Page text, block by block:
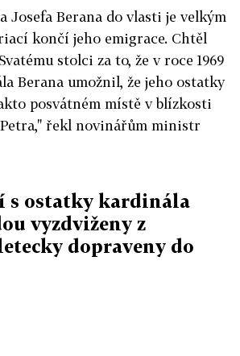
Josefa Berana do vlasti je velkým
končí jeho emigrace. Chtěl
stolci za to, že v roce 1969
Berana umožnil, že jeho ostatky
posvátném místě v blízkosti
řekl novinářům ministr
s ostatky kardinála
vyzdviženy z
dopraveny do